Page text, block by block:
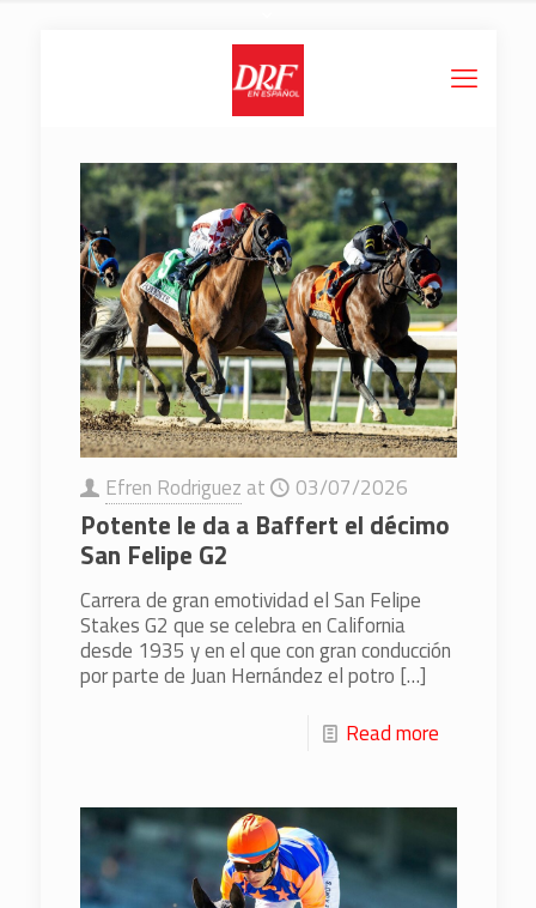
Efren Rodriguez at 03/07/2026
Potente le da a Baffert el décimo
San Felipe G2
Carrera de gran emotividad el San Felipe
Stakes G2 que se celebra en California
desde 1935 y en el que con gran conducción
por parte de Juan Hernández el potro […]
Read more